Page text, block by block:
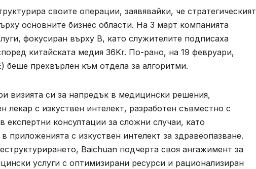
своите операции, заявявайки, че стратегическият
основните бизнес области. На 3 март компанията
фокусиран върху B, като служителите подписаха
китайската медия 36Kr. По-рано, на 19 февруари,
беше прехвърлен към отдела за алгоритми.
визията си за напредък в медицински решения,
лекар с изкуствен интелект, разработен съвместно с
консултации за сложни случаи, като
приложенията с изкуствен интелект за здравеопазване.
Baichuan подчерта своя ангажимент за
услуги с оптимизирани ресурси и рационализиран